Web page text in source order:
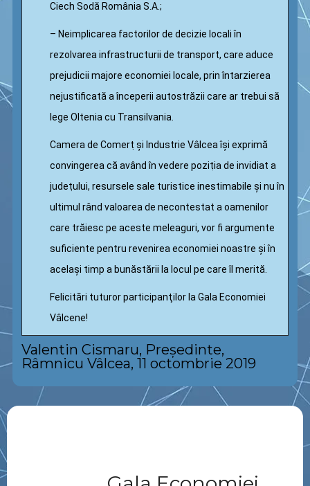
Ciech Sodă România S.A.;
– Neimplicarea factorilor de decizie locali în
rezolvarea infrastructurii de transport, care aduce
prejudicii majore economiei locale, prin întarzierea
nejustificată a începerii autostrăzii care ar trebui să
lege Oltenia cu Transilvania.
Camera de Comerṭ și Industrie Vâlcea își exprimă
convingerea că având în vedere poziṭia de invidiat a
judeṭului, resursele sale turistice inestimabile și nu în
ultimul rând valoarea de necontestat a oamenilor
care trăiesc pe aceste meleaguri, vor fi argumente
suficiente pentru revenirea economiei noastre și în
același timp a bunăstării la locul pe care îl merită.
Felicitări tuturor participanţilor la Gala Economiei
Vâlcene!
Valentin Cismaru, Preşedinte,
Râmnicu Vâlcea, 11 octombrie 2019